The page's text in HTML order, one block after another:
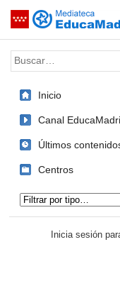
Saltar navegación
Palabra o frase:
Inicio
Canal
Últimos
Centros
Inicia sesión